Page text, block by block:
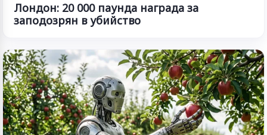
Лондон: 20 000 паунда награда за
заподозрян в убийство